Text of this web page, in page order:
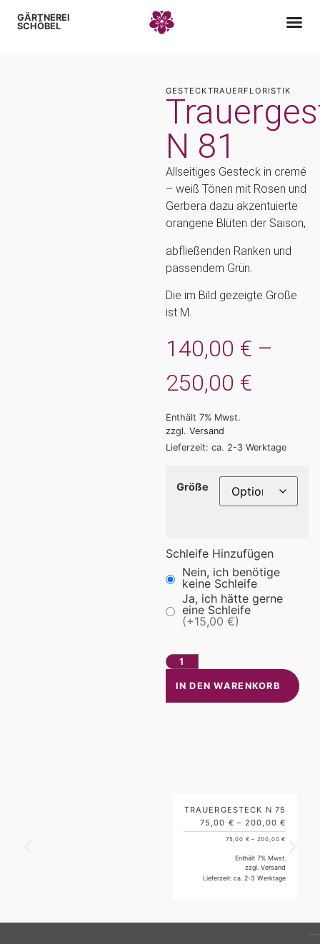
GÄRTNEREI
SCHÖBEL
GESTECKTRAUERFLORISTIK
N 81
Allseitiges Gesteck in cremé
– weiß Tönen mit Rosen und
Gerbera dazu akzentuierte
orangene Blüten der Saison,
abfließenden Ranken und
passendem Grün.
Die im Bild gezeigte Größe
ist M.
140,00 € –
250,00 €
Enthält 7% Mwst.
zzgl. Versand
Lieferzeit: ca. 2-3 Werktage
Größe
Schleife Hinzufügen
Nein, ich benötige
keine Schleife
Ja, ich hätte gerne
eine Schleife
(+15,00 €)
IN DEN WARENKORB
TRAUERGESTECK N 75
75,00 € – 200,00 €
75,00 € – 200,00€
Enthält 7% Mwst.
zzgl. Versand
Lieferzeit: ca. 2-3 Werktage